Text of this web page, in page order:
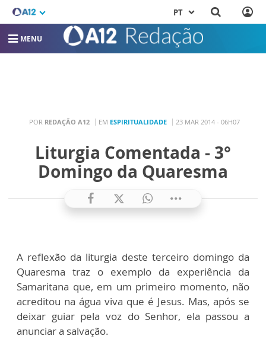
PT
MENU
POR REDAÇÃO A12 EM ESPIRITUALIDADE 23 MAR 2014 - 06H07
Liturgia Comentada - 3°
Domingo da Quaresma
A reflexão da liturgia deste terceiro domingo da
Quaresma traz o exemplo da experiência da
Samaritana que, em um primeiro momento, não
acreditou na água viva que é Jesus. Mas, após se
deixar guiar pela voz do Senhor, ela passou a
anunciar a salvação.